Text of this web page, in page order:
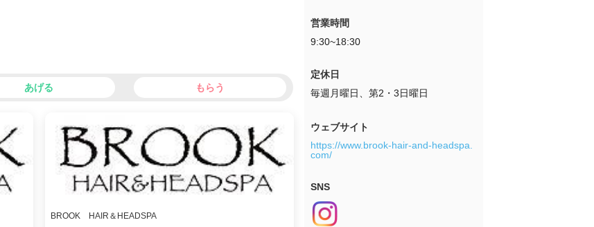
あげる もらう
BROOK HAIR＆HEADSPA
営業時間
9:30~18:30
定休日
毎週月曜日、第2・3日曜日
ウェブサイト
https://www.brook-hair-and-headspa.
com/
SNS